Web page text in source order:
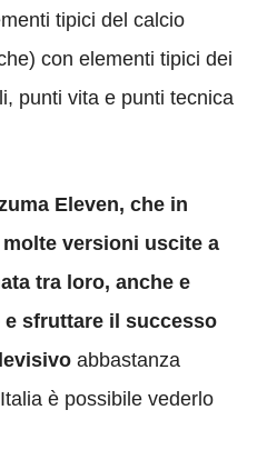
tipici del calcio
con elementi tipici dei
punti vita e punti tecnica
Eleven, che in
versioni uscite a
tra loro, anche e
sfruttare il successo
abbastanza
è possibile vederlo